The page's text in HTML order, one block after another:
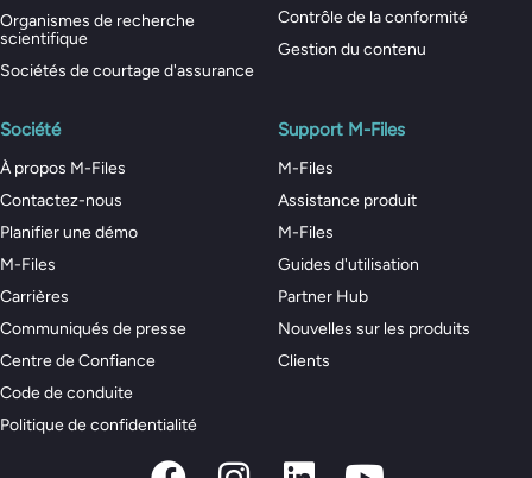
Organismes de recherche
scientifique
Sociétés de courtage d'assurance
Contrôle de la conformité
Gestion du contenu
Société
À propos M-Files
Contactez-nous
Planifier une démo
M-Files
Carrières
Communiqués de presse
Centre de Confiance
Code de conduite
Politique de confidentialité
Support M-Files
M-Files
Assistance produit
M-Files
Guides d'utilisation
Partner Hub
Nouvelles sur les produits
Clients